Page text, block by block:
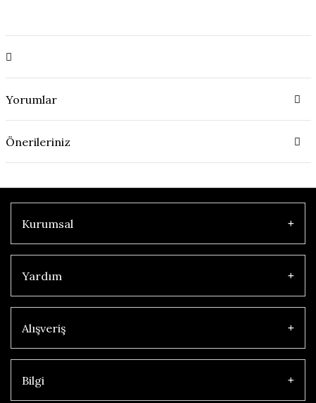
Yorumlar
Önerileriniz
Kurumsal
Yardım
Alışveriş
Bilgi